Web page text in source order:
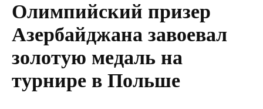
Олимпийский призер
Азербайджана завоевал
золотую медаль на
турнире в Польше